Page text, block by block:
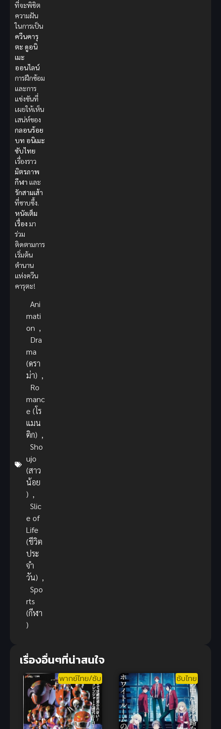
ที่จะพิชิต
ความฝัน
ในการเป็น
ควีนคารุ
ตะ ดูอนิ
เมะ
ออนไลน์
การฝึกซ้อม
และการ
แข่งขันที่
เผยให้เห็น
เสน่ห์ของ
กลอนร้อย
บท อนิเมะ
ซับไทย
เรื่องราว
มิตรภาพ
กีฬา และ
รักสามเส้า
ที่ซาบซึ้ง.
หนังเต็ม
เรื่อง มา
ร่วม
ติดตามการ
เริ่มต้น
ตำนาน
แห่งควีน
คารุตะ!
Ani
mati
on ,
Dra
ma
(ดรา
ม่า) ,
Ro
manc
e (โร
แมน
ติก) ,
Sho
ujo
(สาว
น้อย
) ,
Slic
e of
Life
(ชีวิต
ประ
จำ
วัน) ,
Spo
rts
(กีฬา
)
เรื่องอื่นๆที่น่าสนใจ
พากย์ไทย/ซับ ซับไทย